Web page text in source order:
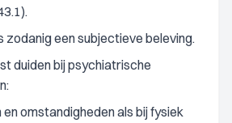
zodanig een subjectieve beleving.
duiden bij psychiatrische
omstandigheden als bij fysiek